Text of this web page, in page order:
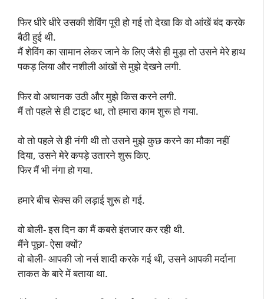
फिर धीरे धीरे उसकी शेविंग पूरी हो गई तो देखा कि वो आंखें बंद करके
बैठी हुई थी.
मैं शेविंग का सामान लेकर जाने के लिए जैसे ही मुड़ा तो उसने मेरे हाथ
पकड़ लिया और नशीली आंखों से मुझे देखने लगी.
फिर वो अचानक उठी और मुझे किस करने लगी.
मैं तो पहले से ही टाइट था, तो हमारा काम शुरू हो गया.
वो तो पहले से ही नंगी थी तो उसने मुझे कुछ करने का मौका नहीं
दिया, उसने मेरे कपड़े उतारने शुरू किए.
फिर मैं भी नंगा हो गया.
हमारे बीच सेक्स की लड़ाई शुरू हो गई.
वो बोली- इस दिन का मैं कबसे इंतजार कर रही थी.
मैंने पूछा- ऐसा क्यों?
वो बोली- आपकी जो नर्स शादी करके गई थी, उसने आपकी मर्दाना
ताकत के बारे में बताया था.